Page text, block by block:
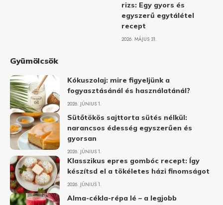
rizs: Egy gyors és
egyszerű egytálétel
recept
2026. MÁJUS 31.
Gyümölcsök
Kókuszolaj: mire figyeljünk a
fogyasztásánál és használatánál?
2026. JÚNIUS 1.
Sütőtökös sajttorta sütés nélkül:
narancsos édesség egyszerűen és
gyorsan
2026. JÚNIUS 1.
Klasszikus epres gombóc recept: Így
készítsd el a tökéletes házi finomságot
2026. JÚNIUS 1.
Alma-cékla-répa lé – a legjobb